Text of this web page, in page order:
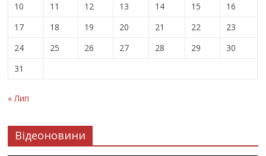
10
11 12 13 14 15
16
17
18 19 20 21 22
23
24
25 26 27 28 29
30
31
« Лип
Відеоновини